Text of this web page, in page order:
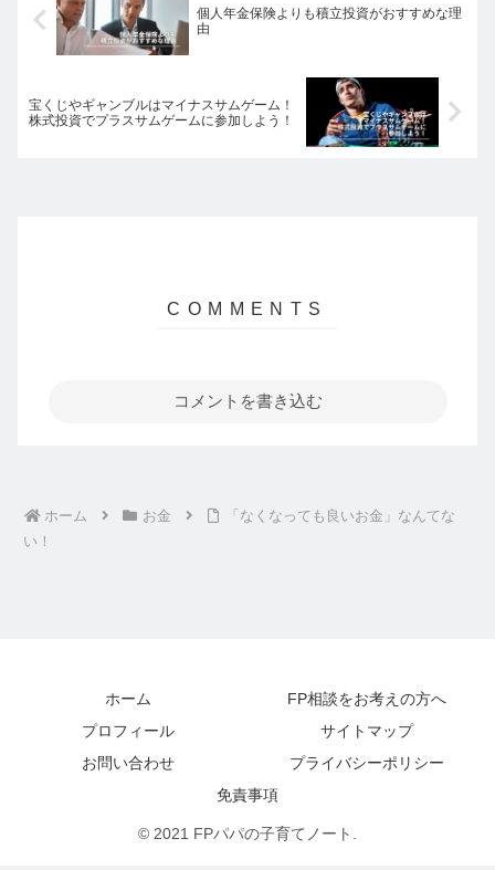
個人年金保険よりも積立投資がおすすめな理
由
宝くじやギャンブルはマイナスサムゲーム！
株式投資でプラスサムゲームに参加しよう！
コメントを書き込む
ホーム お金
「なくなっても良いお金」なんてな
い！
ホーム
FP相談をお考えの方へ
プロフィール
サイトマップ
お問い合わせ
プライバシーポリシー
免責事項
© 2021 FPパパの子育てノート.